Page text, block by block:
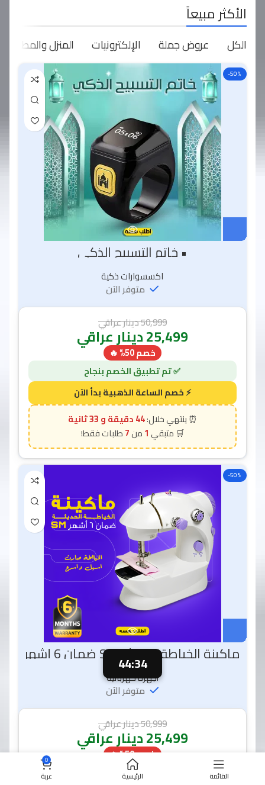
الأكثر مبيعاً
الكل عروض جملة الإلكترونيات المنزل والمطبخ
-50%
• خاتم التسبيح الذكي
اكسسوارات ذكية
متوفر الآن
50,999دينار عراقي
25,499دينار عراقي
خصم 50% 🔥
44 دقيقة و 31 ثانية
1
7
-50%
ماكينة الخياطة الحديثة SM ضمان 6 أشهر
أجهزة كهربائية
متوفر الآن
50,999دينار عراقي
25,499دينار عراقي
خصم 50% 🔥
القائمة الرئيسية
0
عربة
44:32